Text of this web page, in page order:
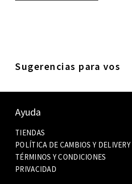
Sugerencias para vos
Ayuda
TIENDAS
POLÍTICA DE CAMBIOS Y DELIVERY
TÉRMINOS Y CONDICIONES
PRIVACIDAD